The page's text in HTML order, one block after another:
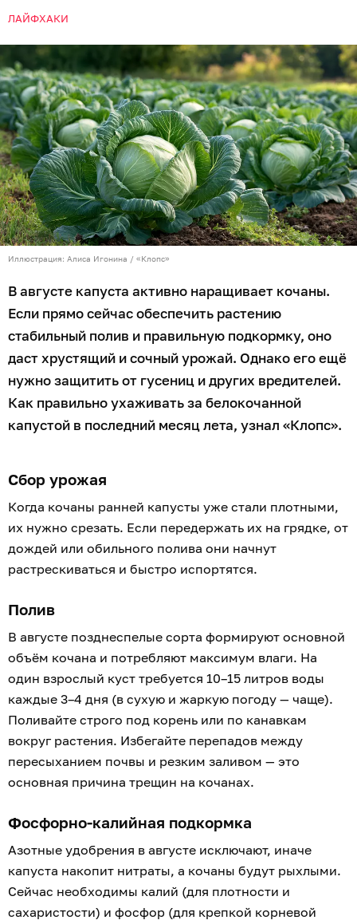
ЛАЙФХАКИ
Иллюстрация: Алиса Игонина / «Клопс»
В августе капуста активно наращивает кочаны.
Если прямо сейчас обеспечить растению
стабильный полив и правильную подкормку, оно
даст хрустящий и сочный урожай. Однако его ещё
нужно защитить от гусениц и других вредителей.
Как правильно ухаживать за белокочанной
капустой в последний месяц лета, узнал «Клопс».
Сбор урожая
Когда кочаны ранней капусты уже стали плотными,
их нужно срезать. Если передержать их на грядке, от
дождей или обильного полива они начнут
растрескиваться и быстро испортятся.
Полив
В августе позднеспелые сорта формируют основной
объём кочана и потребляют максимум влаги. На
один взрослый куст требуется 10–15 литров воды
каждые 3–4 дня (в сухую и жаркую погоду — чаще).
Поливайте строго под корень или по канавкам
вокруг растения. Избегайте перепадов между
пересыханием почвы и резким заливом — это
основная причина трещин на кочанах.
Фосфорно-калийная подкормка
Азотные удобрения в августе исключают, иначе
капуста накопит нитраты, а кочаны будут рыхлыми.
Сейчас необходимы калий (для плотности и
сахаристости) и фосфор (для крепкой корневой